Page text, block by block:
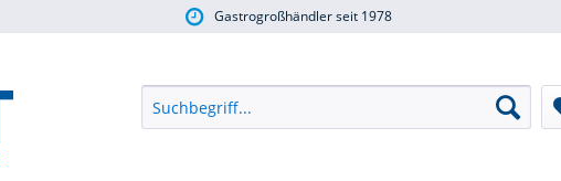
Gastrogroßhändler seit 1978